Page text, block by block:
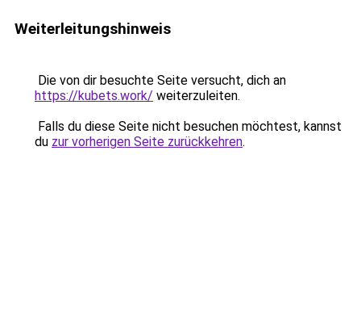
Weiterleitungshinweis
Die von dir besuchte Seite versucht, dich an
https://kubets.work/ weiterzuleiten.
Falls du diese Seite nicht besuchen möchtest, kannst
du zur vorherigen Seite zurückkehren.